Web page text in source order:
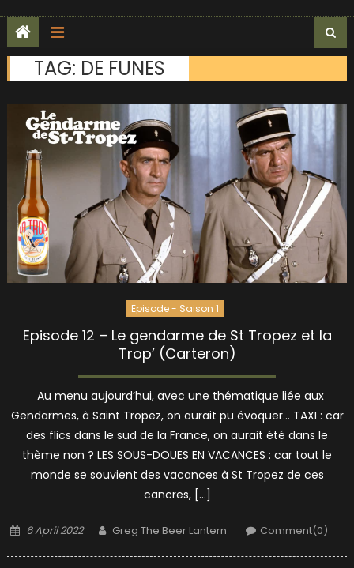
TAG: DE FUNES
Episode - Saison 1
Episode 12 – Le gendarme de St Tropez et la
Trop’ (Carteron)
Au menu aujourd’hui, avec une thématique liée aux
Gendarmes, à Saint Tropez, on aurait pu évoquer… TAXI : car
des flics dans le sud de la France, on aurait été dans le
thème non ? LES SOUS-DOUES EN VACANCES : car tout le
monde se souvient des vacances à St Tropez de ces
cancres, […]
Posted
6 April 2022 Author
Greg The Beer Lantern Comment(0)